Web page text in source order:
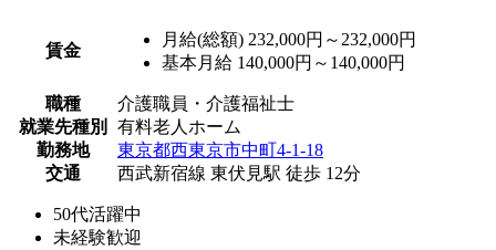
賃金
月給(総額) 232,000円～232,000円
基本月給 140,000円～140,000円
職種
介護職員・介護福祉士
就業先種別
有料老人ホーム
勤務地
東京都西東京市中町4-1-18
交通
西武新宿線 東伏見駅 徒歩 12分
50代活躍中
未経験歓迎